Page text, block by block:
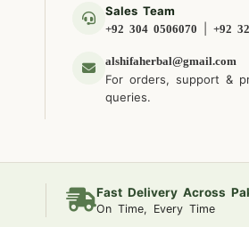
Sales Team
+92 304 0506070 |+92
alshifaherbal@gmail.com
For orders, support &
queries.
Fast Delivery Across
On Time, Every Time